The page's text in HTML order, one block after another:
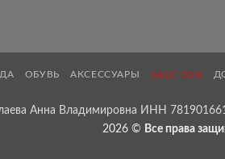
ОБУВЬ АКСЕССУАРЫ SALE -30%
Анна Владимировна ИНН
2026 © Все права